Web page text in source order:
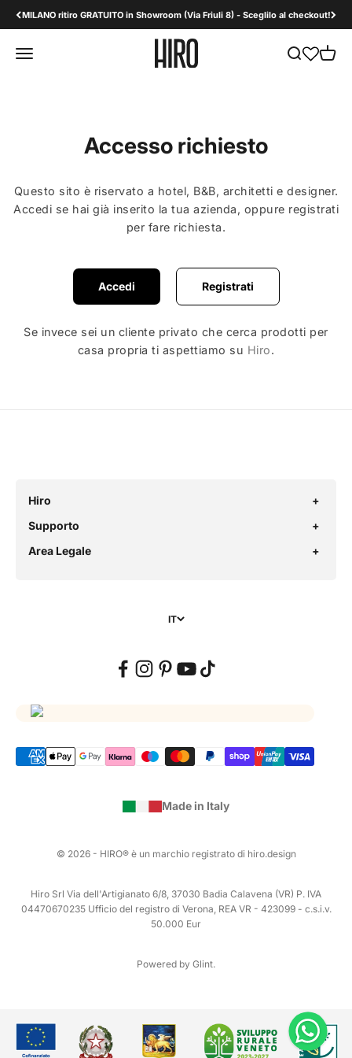
MILANO ritiro GRATUITO in Showroom (Via Friuli 8) - Sceglilo al checkout!
Apri il menu di navigazione HiroDesign B2B Mostra il
Accesso richiesto
Questo sito è riservato a hotel, B&B, architetti e designer.
Accedi se hai già inserito la tua azienda, oppure registrati
per fare richiesta.
Accedi Registrati
Se invece sei un cliente privato che cerca prodotti per
casa propria ti aspettiamo su Hiro.
Hiro
Supporto
Area Legale
IT
Made in Italy
© 2026 - HIRO® è un marchio registrato di hiro.design
Hiro Srl Via dell'Artigianato 6/8, 37030 Badia Calavena (VR) P. IVA
04470670235 Ufficio del registro di Verona, REA VR - 423099 - c.s.i.v.
50.000 Eur
Powered by Glint.